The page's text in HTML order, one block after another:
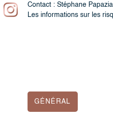
Contact : Stéphane
Les informations sur les
GÉNÉRAL